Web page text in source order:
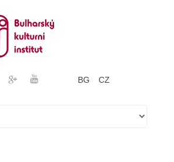
BG CZ